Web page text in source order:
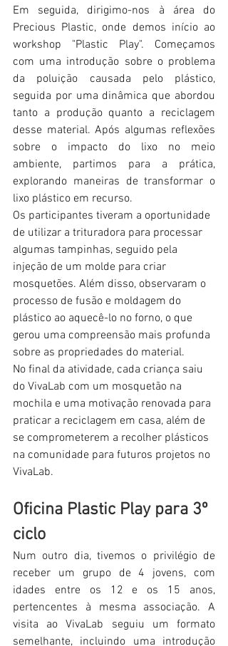
Em seguida, dirigimo-nos à área do
Precious Plastic, onde demos início ao
workshop "Plastic Play". Começamos
com uma introdução sobre o problema
da poluição causada pelo plástico,
seguida por uma dinâmica que abordou
tanto a produção quanto a reciclagem
desse material. Após algumas reflexões
sobre o impacto do lixo no meio
ambiente, partimos para a prática,
explorando maneiras de transformar o
lixo plástico em recurso.
Os participantes tiveram a oportunidade
de utilizar a trituradora para processar
algumas tampinhas, seguido pela
injeção de um molde para criar
mosquetões. Além disso, observaram o
processo de fusão e moldagem do
plástico ao aquecê-lo no forno, o que
gerou uma compreensão mais profunda
sobre as propriedades do material.
No final da atividade, cada criança saiu
do VivaLab com um mosquetão na
mochila e uma motivação renovada para
praticar a reciclagem em casa, além de
se comprometerem a recolher plásticos
na comunidade para futuros projetos no
VivaLab.
Oficina Plastic Play para 3º
ciclo
Num outro dia, tivemos o privilégio de
receber um grupo de 4 jovens, com
idades entre os 12 e os 15 anos,
pertencentes à mesma associação. A
visita ao VivaLab seguiu um formato
semelhante, incluindo uma introdução